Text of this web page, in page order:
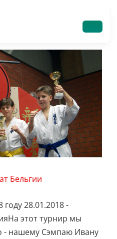
Бельгии
28.01.2018 -
этот турнир мы
- нашему Сэмпаю Ивану